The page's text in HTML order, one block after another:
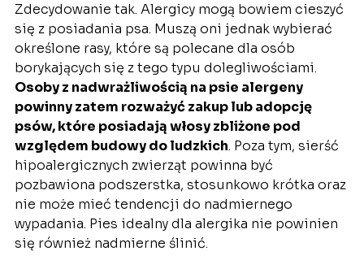
Zdecydowanie tak. Alergicy mogą bowiem cieszyć
się z posiadania psa. Muszą oni jednak wybierać
określone rasy, które są polecane dla osób
borykających się z tego typu dolegliwościami.
Osoby z nadwrażliwością na psie alergeny
powinny zatem rozważyć zakup lub adopcję
psów, które posiadają włosy zbliżone pod
względem budowy do ludzkich. Poza tym, sierść
hipoalergicznych zwierząt powinna być
pozbawiona podszerstka, stosunkowo krótka oraz
nie może mieć tendencji do nadmiernego
wypadania. Pies idealny dla alergika nie powinien
się również nadmierne ślinić.